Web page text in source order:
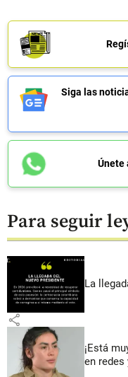
Siga las
Únete
Para seguir
La
share
¡Está
en redes